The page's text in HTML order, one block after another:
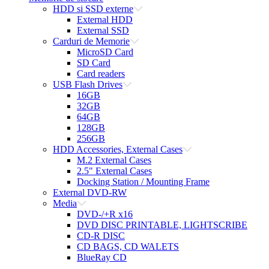
HDD si SSD externe
External HDD
External SSD
Carduri de Memorie
MicroSD Card
SD Card
Card readers
USB Flash Drives
16GB
32GB
64GB
128GB
256GB
HDD Accessories, External Cases
M.2 External Cases
2.5" External Cases
Docking Station / Mounting Frame
External DVD-RW
Media
DVD-/+R x16
DVD DISC PRINTABLE, LIGHTSCRIBE
CD-R DISC
CD BAGS, CD WALETS
BlueRay CD